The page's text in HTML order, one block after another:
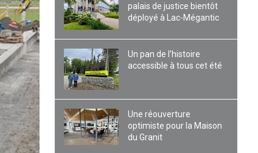
palais de justice bientôt
déployé à Lac-Mégantic
Un pan de l’histoire
accessible à tous cet été
Une réouverture
optimiste pour la Maison
du Granit